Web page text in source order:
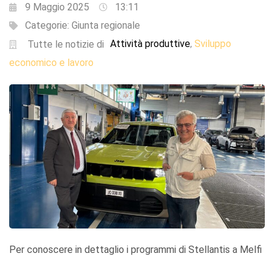
9 Maggio 2025
13:11
Categorie: Giunta regionale
Tutte le notizie di Attività produttive, Sviluppo
economico e lavoro
Per conoscere in dettaglio i programmi di Stellantis a Melfi